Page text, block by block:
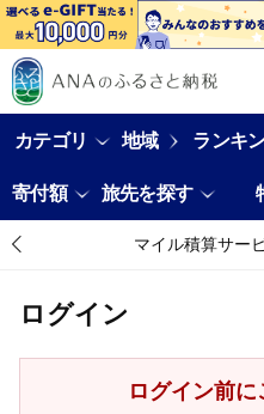
カテゴリ 地域 ランキ
寄付額 旅先を探す
マイル積算サー
ログイン
ログイン前